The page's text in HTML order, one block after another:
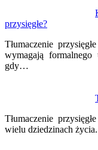
przysięgłe?
Tłumaczenie
wymagają formalnego
gdy…
Tłumaczenie
wielu dziedzinach
wpisu